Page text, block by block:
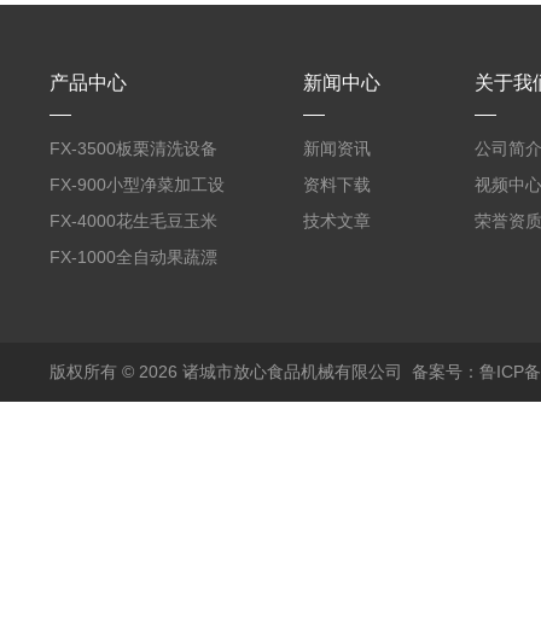
产品中心
FX-3500板栗清洗设备
全自动气泡清洗机
FX-900小型净菜加工设
备野菜清洗机
FX-4000花生毛豆玉米
蒸煮漂烫机
FX-1000全自动果蔬漂
新闻中心
新闻资讯
资料下载
技术文章
关于我
公司简介
视频中心
荣誉资质
版权所有 © 2026 诸城市放心食品机械有限公司 备案号：鲁ICP